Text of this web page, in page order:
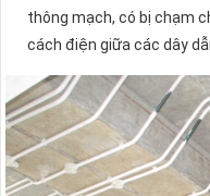
thông mạch, có bị chạm
cách điện giữa các dây